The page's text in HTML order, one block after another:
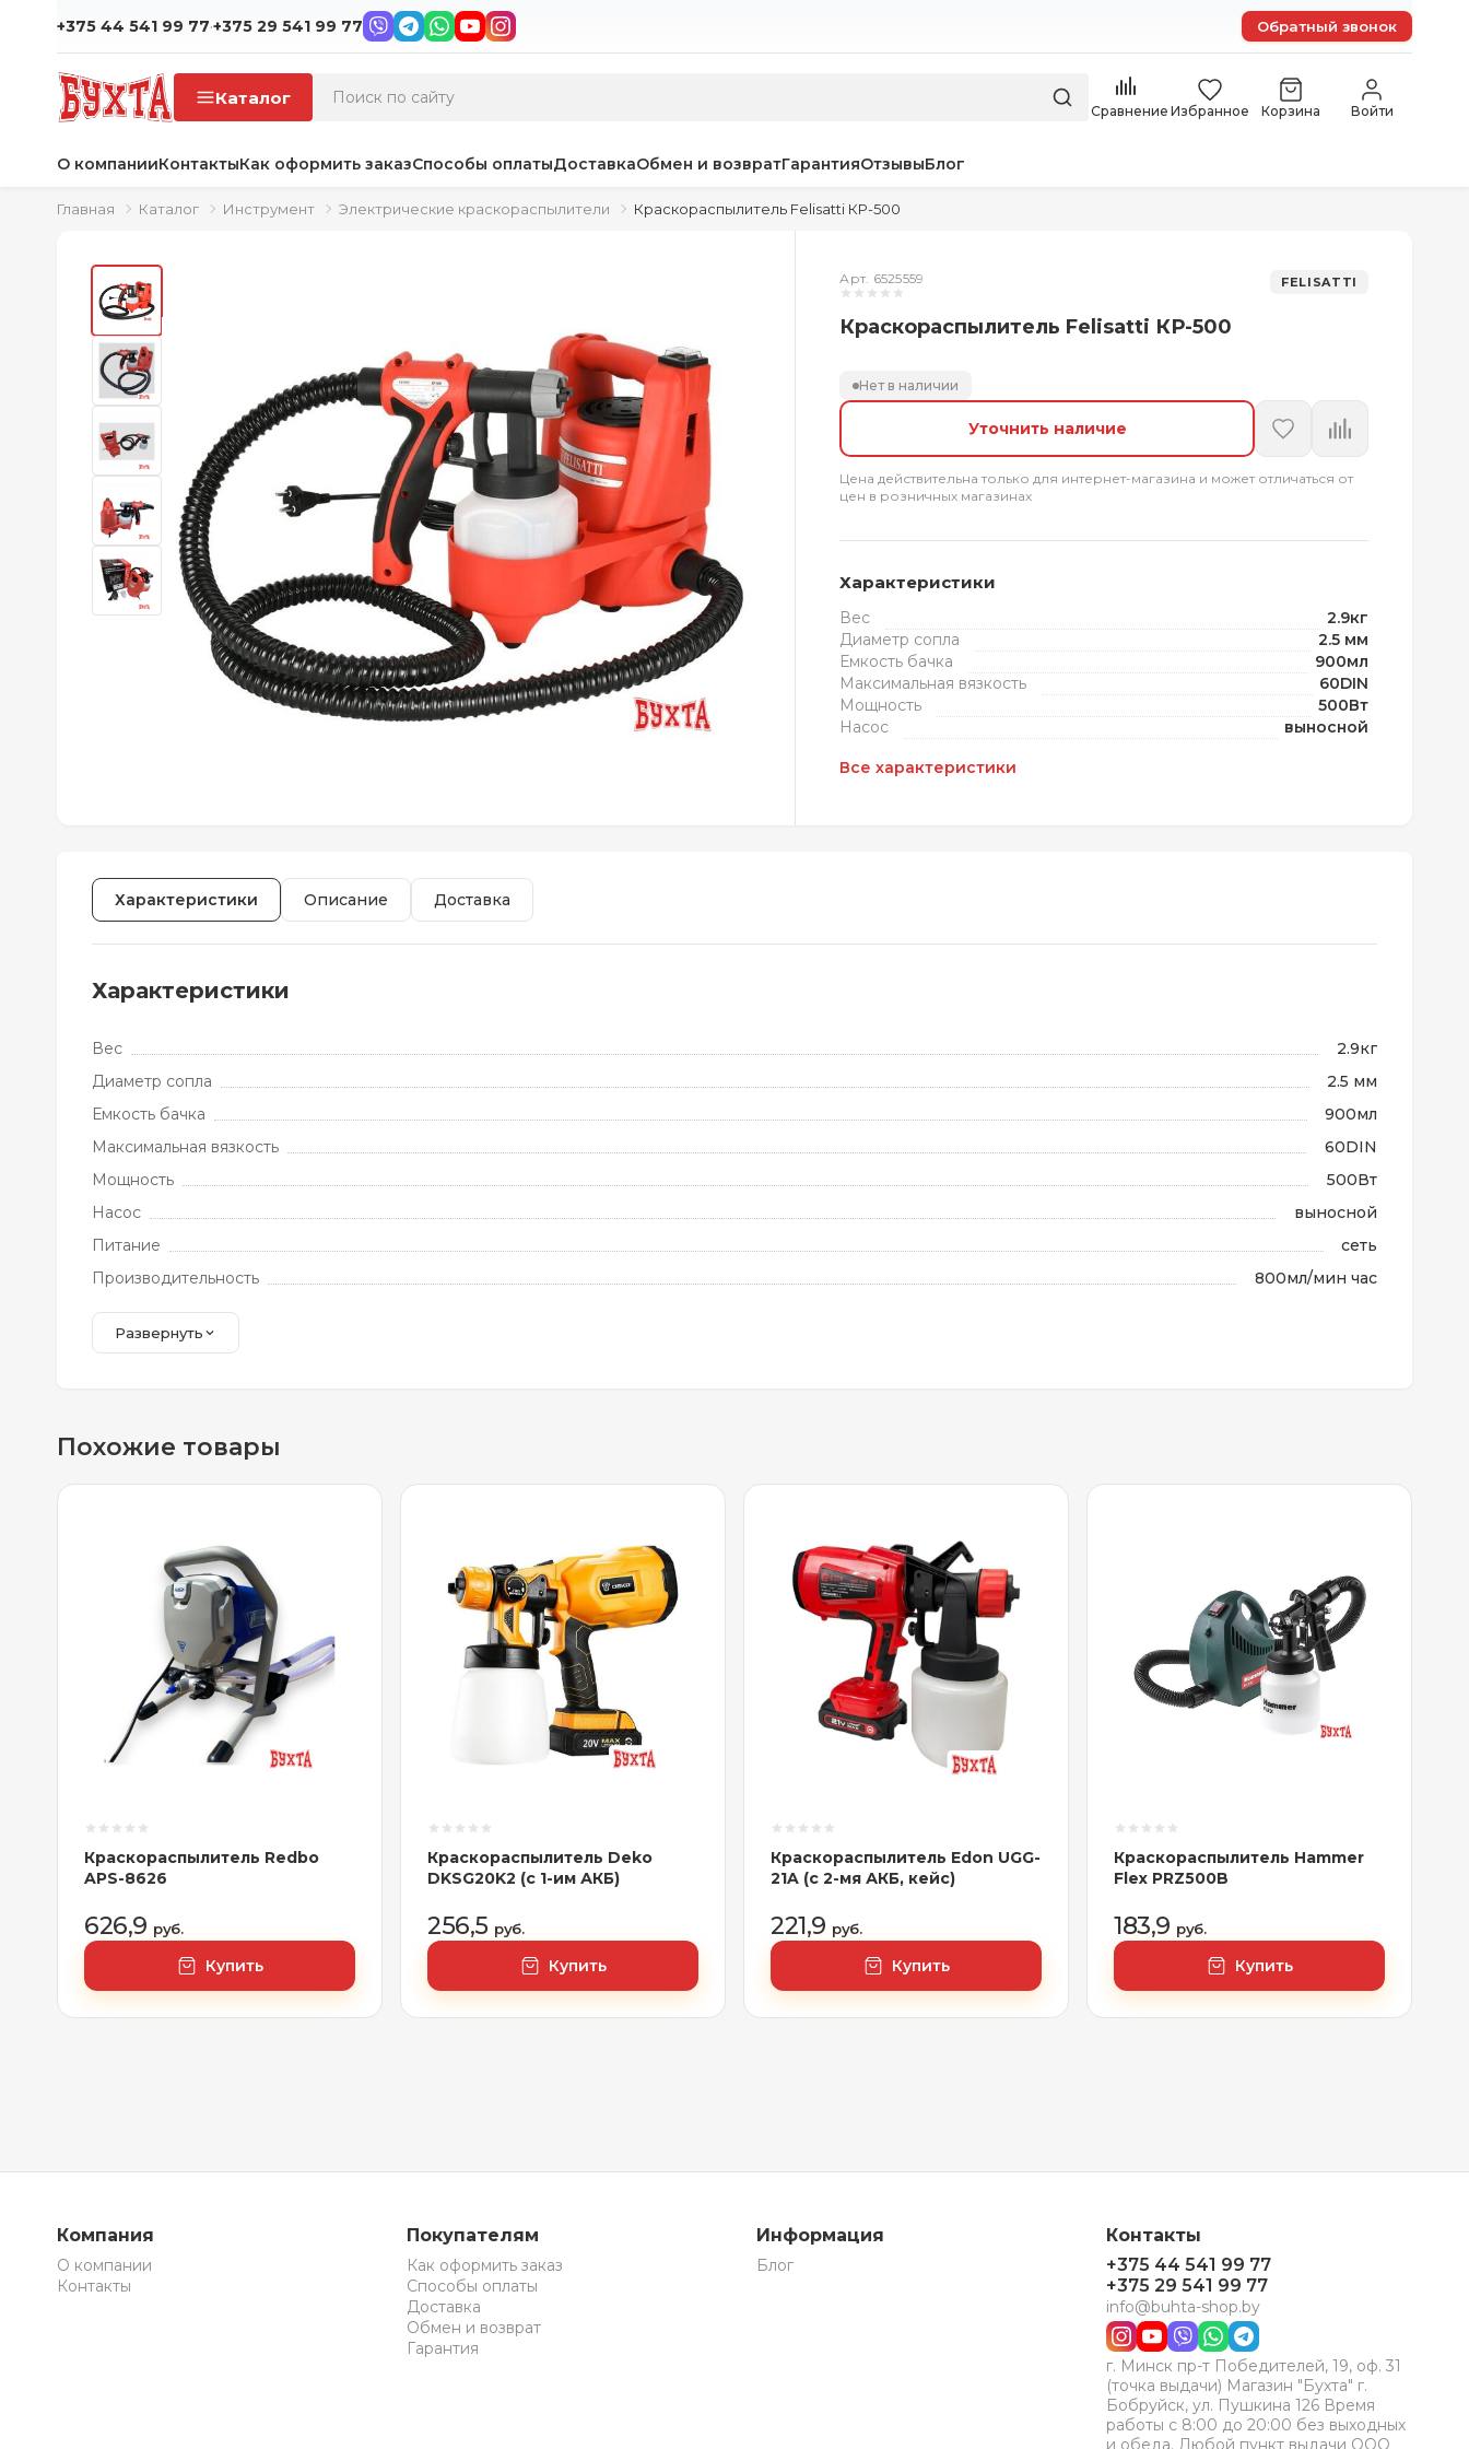
+375 44 541 99 77·+375 29 541 99 77 Обратный звонок
Каталог
Сравнение Избранное Корзина Войти
О компанииКонтактыКак оформить заказСпособы оплатыДоставкаОбмен и возвратГарантияОтзывыБлог
Главная Каталог Инструмент Электрические краскораспылители Краскораспылитель Felisatti КР-500
Арт. 6525559 FELISATTI
Краскораспылитель Felisatti КР-500
Нет в наличии
Уточнить наличие
Цена действительна только для интернет-магазина и может отличаться от
цен в розничных магазинах
Характеристики
Вес
2.9кг
Диаметр сопла
2.5 мм
Емкость бачка
900мл
Максимальная вязкость
60DIN
Мощность
500Вт
Насос
выносной
Все характеристики
Характеристики Описание Доставка
Характеристики
Вес
2.9кг
Диаметр сопла
2.5 мм
Емкость бачка
900мл
Максимальная вязкость
60DIN
Мощность
500Вт
Насос
выносной
Питание
сеть
Производительность
800мл/мин час
Развернуть
Похожие товары
Краскораспылитель Redbo
APS-8626
626,9 руб.
Купить
Краскораспылитель Deko
DKSG20K2 (с 1-им АКБ)
256,5 руб.
Купить
Краскораспылитель Edon UGG-
21A (с 2-мя АКБ, кейс)
221,9 руб.
Купить
Краскораспылитель Hammer
Flex PRZ500B
183,9 руб.
Купить
Компания
О компании
Контакты
Покупателям
Как оформить заказ
Способы оплаты
Доставка
Обмен и возврат
Гарантия
Информация
Блог
Контакты
+375 44 541 99 77
+375 29 541 99 77
info@buhta-shop.by
г. Минск пр-т Победителей, 19, оф. 31
(точка выдачи) Магазин "Бухта" г.
Бобруйск, ул. Пушкина 126 Время
работы с 8:00 до 20:00 без выходных
и обеда. Любой пункт выдачи ООО